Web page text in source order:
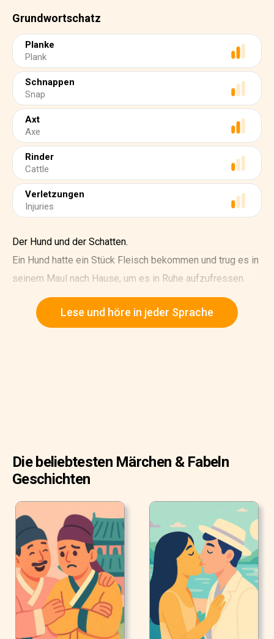
Grundwortschatz
Planke
Plank
Schnappen
Snap
Axt
Axe
Rinder
Cattle
Verletzungen
Injuries
Der Hund und der Schatten.
Ein Hund hatte ein Stück Fleisch bekommen und trug es in
seinem Maul nach Hause, um es in Ruhe aufzufressen.
Auf seinem Weg nach Hause hatte er eine Planke
überquert, die über einem Bach lag. Als er diese
Lese und höre in jeder Sprache
Die beliebtesten Märchen & Fabeln
Geschichten